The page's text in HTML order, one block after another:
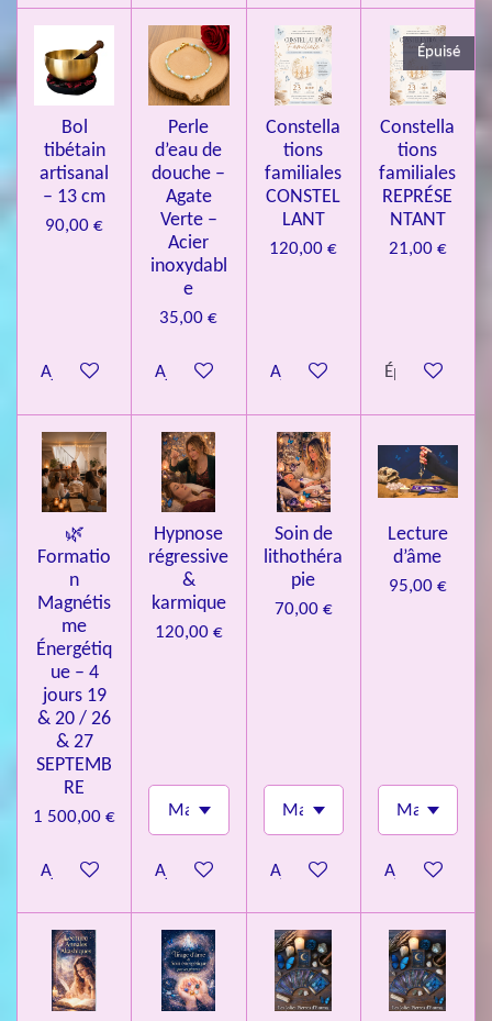
3
l
Bol
tibétain
artisanal
– 13 cm
90,00 €
Ajouter au panier
Perle
d’eau de
douche –
Agate
Verte –
Acier
inoxydabl
e
35,00 €
Ajouter au panier
Constella
tions
familiales
CONSTEL
LANT
120,00 €
Ajouter au panier
Épuisé
Constella
tions
familiales
REPRÉSE
NTANT
21,00 €
Épuisé
🌿
Formatio
n
Magnétis
me
Énergétiq
ue – 4
jours 19
& 20 / 26
& 27
SEPTEMB
RE
1 500,00 €
Ajouter au panier
Hypnose
régressive
&
karmique
120,00 €
Ajouter au panier
Soin de
lithothéra
pie
70,00 €
Ajouter au panier
Lecture
d’âme
95,00 €
Ajouter au